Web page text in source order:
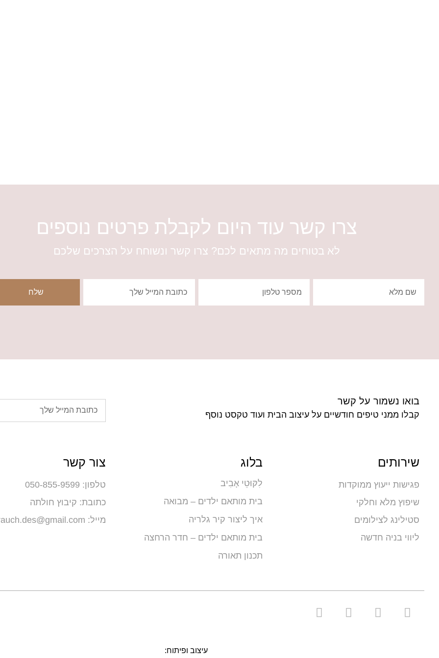
צרו קשר עוד היום לקבלת פרטים נוספים
לא בטוחים מה מתאים לכם? צרו קשר ונשוחח על הצרכים שלכם
שלח
בואו נשמור על קשר
קבלו ממני טיפים חודשיים על עיצוב הבית ועוד טקסט נוסף
שירותים
פגישות ייעוץ ממוקדות
שיפוץ מלא וחלקי
סטילינג לצילומים
ליווי בניה חדשה
בלוג
לִקּוּטֵי אָבִיב
בית מותאם ילדים – מבואה
איך ליצור קיר גלריה
בית מותאם ילדים – חדר הרחצה
תכנון תאורה
צור קשר
טלפון: 050-855-9599
כתובת: קיבוץ חולתה
מייל: maayanrauch.des@gmail.com
עיצוב ופיתוח: